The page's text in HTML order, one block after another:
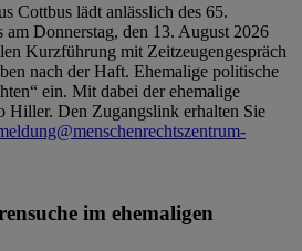
Cottbus lädt anlässlich des 65.
am Donnerstag, den 13. August 2026
Kurzführung mit Zeitzeugengespräch
nach der Haft. Ehemalige politische
ein. Mit dabei der ehemalige
Hiller. Den Zugangslink erhalten Sie
im ehemaligen